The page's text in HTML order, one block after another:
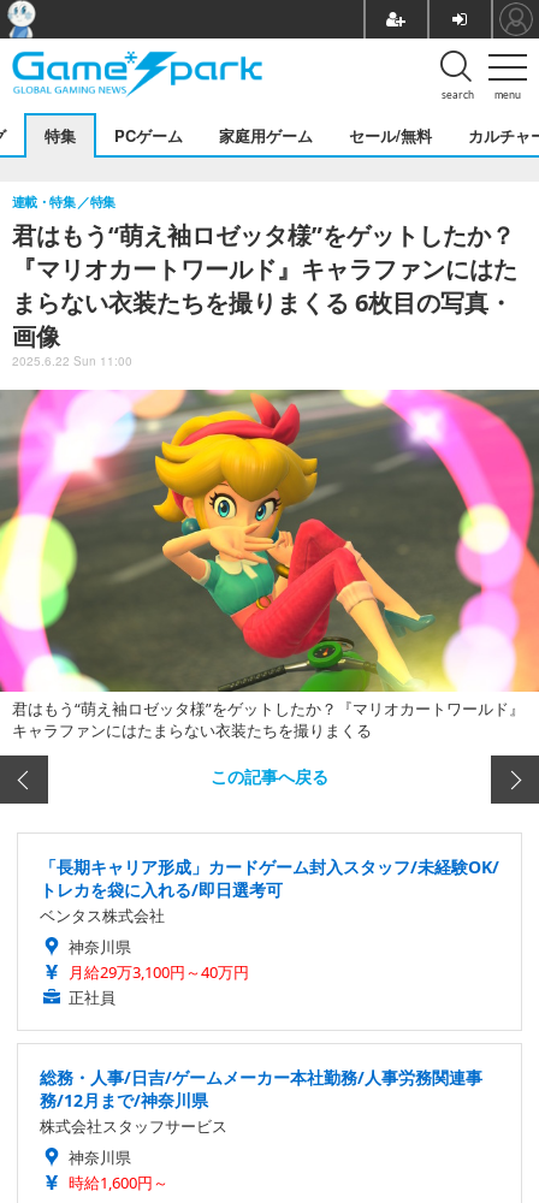
menu
search
特集 PCゲーム 家庭用ゲーム セール/無料 カルチャ
君はもう“萌え袖ロゼッタ様”をゲットしたか？
『マリオカートワールド』キャラファンにはた
まらない衣装たちを撮りまくる 6枚目の写真・
画像
連載・特集 特集
2025.6.22 Sun 11:00
君はもう“萌え袖ロゼッタ様”をゲットしたか？『マリオカートワールド』
キャラファンにはたまらない衣装たちを撮りまくる
この記事へ戻る
「長期キャリア形成」カードゲーム封入スタッフ/未経験OK/
トレカを袋に入れる/即日選考可
ベンタス株式会社
神奈川県
月給29万3,100円～40万円
正社員
総務・人事/日吉/ゲームメーカー本社勤務/人事労務関連事
務/12月まで/神奈川県
株式会社スタッフサービス
神奈川県
時給1,600円～